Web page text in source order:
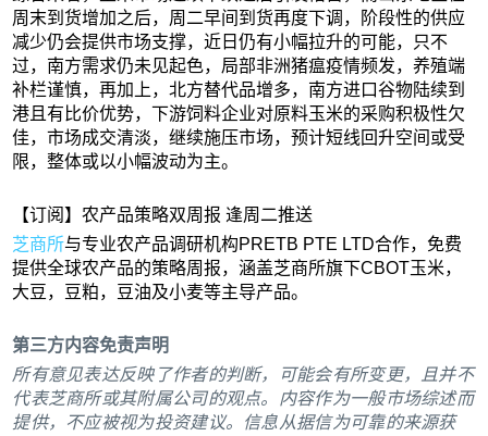
周末到货增加之后，周二早间到货再度下调，阶段性的供应
减少仍会提供市场支撑，近日仍有小幅拉升的可能，只不
过，南方需求仍未见起色，局部非洲猪瘟疫情频发，养殖端
补栏谨慎，再加上，北方替代品增多，南方进口谷物陆续到
港且有比价优势，下游饲料企业对原料玉米的采购积极性欠
佳，市场成交清淡，继续施压市场，预计短线回升空间或受
限，整体或以小幅波动为主。
【订阅】农产品策略双周报 逢周二推送
芝商所与专业农产品调研机构PRETB PTE LTD合作，免费
提供全球农产品的策略周报，涵盖芝商所旗下CBOT玉米，
大豆，豆粕，豆油及小麦等主导产品。
第三方内容免责声明
所有意见表达反映了作者的判断，可能会有所变更，且并不
代表芝商所或其附属公司的观点。内容作为一般市场综述而
提供，不应被视为投资建议。信息从据信为可靠的来源获